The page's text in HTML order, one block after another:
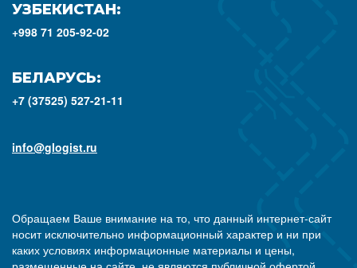
УЗБЕКИСТАН:
+998 71 205-92-02
БЕЛАРУСЬ:
+7 (37525) 527-21-11
info@glogist.ru
Обращаем Ваше внимание на то, что данный интернет-сайт
носит исключительно информационный характер и ни при
каких условиях информационные материалы и цены,